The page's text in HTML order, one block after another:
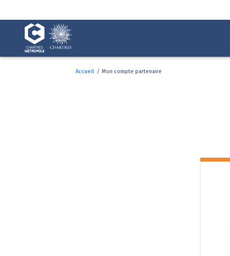
chat
Mon compte partenaire
Accueil / Mon compte partenaire